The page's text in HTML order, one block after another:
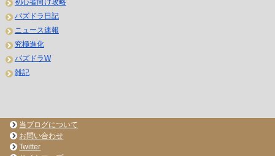
初心者向け攻略
パズドラ日記
ニュース速報
究極進化
パズドラW
雑記
当ブログについて
お問い合わせ
Twitter